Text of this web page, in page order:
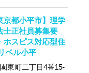
京都小平市】理学
士正社員募集要
ホスピス対応型住
ベル小平
東町二丁目4番15-